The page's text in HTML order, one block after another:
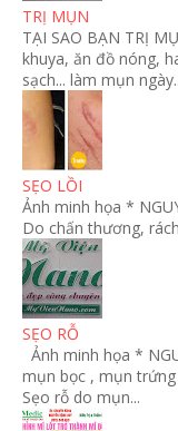
TRỊ MỤN
TẠI SAO BẠN TRỊ
khuya, ăn đồ nóng,
sạch... làm mụn
SẸO LỒI
Ảnh minh họa *
Do chấn thương,
SẸO RỖ
Ảnh minh họa *
mụn bọc , mụn
Sẹo rỗ do mụn...